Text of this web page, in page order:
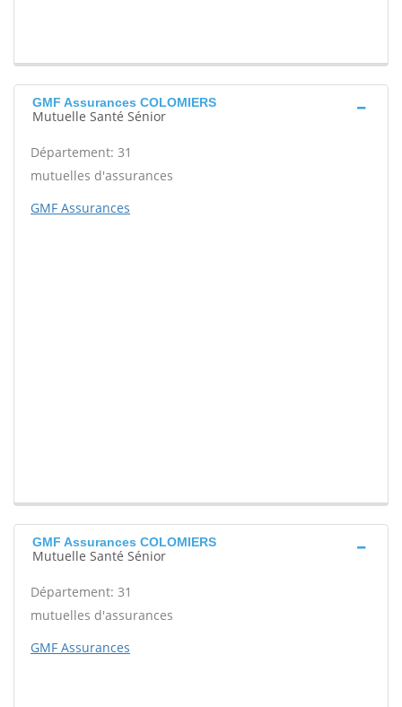
GMF Assurances COLOMIERS
Mutuelle Santé Sénior
Département: 31
mutuelles d'assurances
GMF Assurances
GMF Assurances COLOMIERS
Mutuelle Santé Sénior
Département: 31
mutuelles d'assurances
GMF Assurances